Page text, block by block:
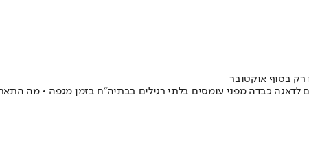
רק בסוף אוקטובר
לדאגה כבדה מפני עומסים בלתי רגילים בבתיה"ח בזמן מגפה • מה